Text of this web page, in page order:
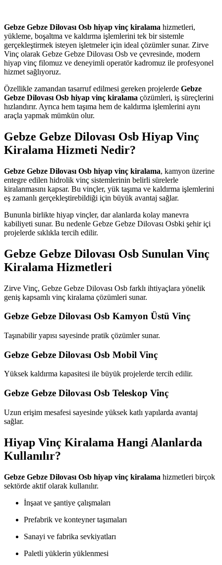
Gebze Gebze Dilovası Osb hiyap vinç kiralama hizmetleri,
yükleme, boşaltma ve kaldırma işlemlerini tek bir sistemle
gerçekleştirmek isteyen işletmeler için ideal çözümler sunar. Zirve
Vinç olarak Gebze Gebze Dilovası Osb ve çevresinde, modern
hiyap vinç filomuz ve deneyimli operatör kadromuz ile profesyonel
hizmet sağlıyoruz.
Özellikle zamandan tasarruf edilmesi gereken projelerde Gebze
Gebze Dilovası Osb hiyap vinç kiralama çözümleri, iş süreçlerini
hızlandırır. Ayrıca hem taşıma hem de kaldırma işlemlerini aynı
araçla yapmak mümkün olur.
Gebze Gebze Dilovası Osb Hiyap Vinç
Kiralama Hizmeti Nedir?
Gebze Gebze Dilovası Osb hiyap vinç kiralama, kamyon üzerine
entegre edilen hidrolik vinç sistemlerinin belirli sürelerle
kiralanmasını kapsar. Bu vinçler, yük taşıma ve kaldırma işlemlerini
eş zamanlı gerçekleştirebildiği için büyük avantaj sağlar.
Bununla birlikte hiyap vinçler, dar alanlarda kolay manevra
kabiliyeti sunar. Bu nedenle Gebze Gebze Dilovası Osbki şehir içi
projelerde sıklıkla tercih edilir.
Gebze Gebze Dilovası Osb Sunulan Vinç
Kiralama Hizmetleri
Zirve Vinç, Gebze Gebze Dilovası Osb farklı ihtiyaçlara yönelik
geniş kapsamlı vinç kiralama çözümleri sunar.
Gebze Gebze Dilovası Osb Kamyon Üstü Vinç
Taşınabilir yapısı sayesinde pratik çözümler sunar.
Gebze Gebze Dilovası Osb Mobil Vinç
Yüksek kaldırma kapasitesi ile büyük projelerde tercih edilir.
Gebze Gebze Dilovası Osb Teleskop Vinç
Uzun erişim mesafesi sayesinde yüksek katlı yapılarda avantaj
sağlar.
Hiyap Vinç Kiralama Hangi Alanlarda
Kullanılır?
Gebze Gebze Dilovası Osb hiyap vinç kiralama hizmetleri birçok
sektörde aktif olarak kullanılır.
İnşaat ve şantiye çalışmaları
Prefabrik ve konteyner taşımaları
Sanayi ve fabrika sevkiyatları
Paletli yüklerin yüklenmesi